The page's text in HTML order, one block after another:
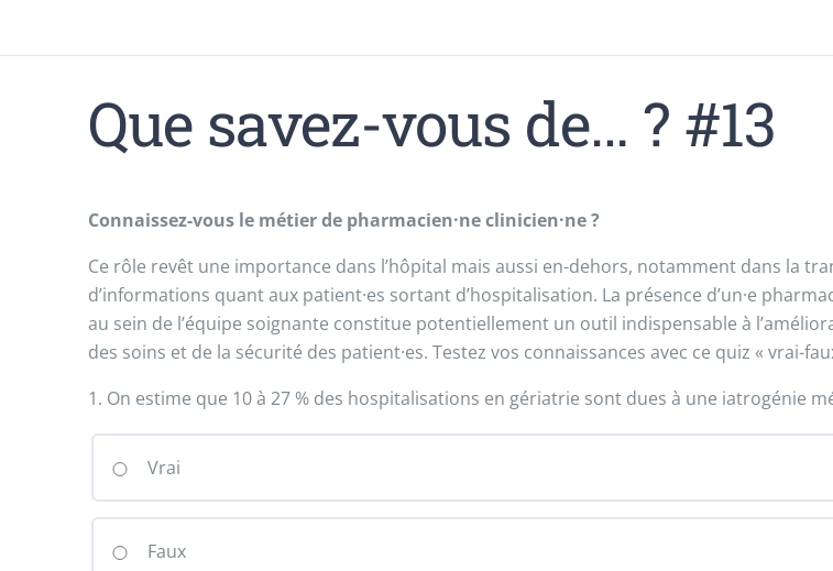
Que savez-vous de… ? #13
Connaissez-vous le métier de pharmacien·ne clinicien·ne ?
Ce rôle revêt une importance dans l’hôpital mais aussi en-dehors, notamment dans la
d’informations quant aux patient·es sortant d’hospitalisation. La présence d’un·e
au sein de l’équipe soignante constitue potentiellement un outil indispensable à
des soins et de la sécurité des patient·es. Testez vos connaissances avec ce quiz « vrai-
1. On estime que 10 à 27 % des hospitalisations en gériatrie sont dues à une iatrogénie
Vrai
Faux